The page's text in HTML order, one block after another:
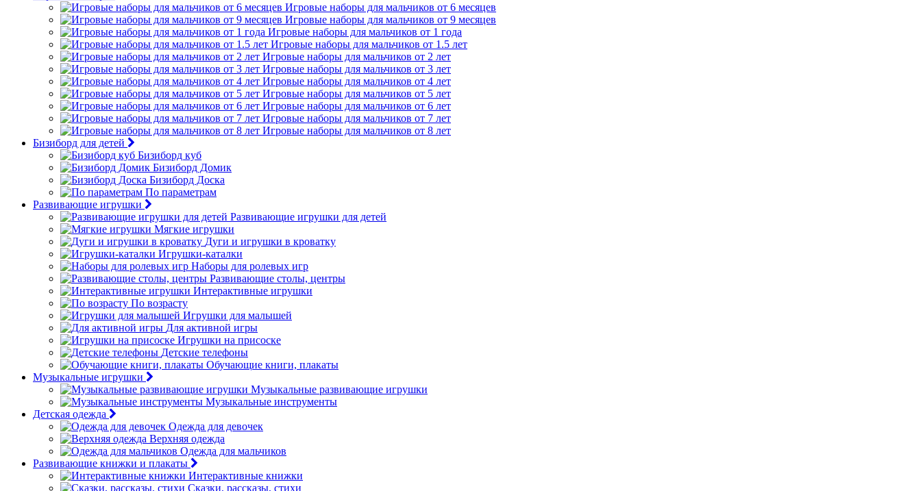
Игровые наборы для мальчиков от 6 месяцев
Игровые наборы для мальчиков от 9 месяцев
Игровые наборы для мальчиков от 1 года
Игровые наборы для мальчиков от 1.5 лет
Игровые наборы для мальчиков от 2 лет
Игровые наборы для мальчиков от 3 лет
Игровые наборы для мальчиков от 4 лет
Игровые наборы для мальчиков от 5 лет
Игровые наборы для мальчиков от 6 лет
Игровые наборы для мальчиков от 7 лет
Игровые наборы для мальчиков от 8 лет
Бизиборд для детей
Бизиборд куб
Бизиборд Домик
Бизиборд Доска
По параметрам
Развивающие игрушки
Развивающие игрушки для детей
Мягкие игрушки
Дуги и игрушки в кроватку
Игрушки-каталки
Наборы для ролевых игр
Развивающие столы, центры
Интерактивные игрушки
По возрасту
Игрушки для малышей
Для активной игры
Игрушки на присоске
Детские телефоны
Обучающие книги, плакаты
Музыкальные игрушки
Музыкальные развивающие игрушки
Музыкальные инструменты
Детская одежда
Одежда для девочек
Верхняя одежда
Одежда для мальчиков
Развивающие книжки и плакаты
Интерактивные книжки
Сказки, рассказы, стихи